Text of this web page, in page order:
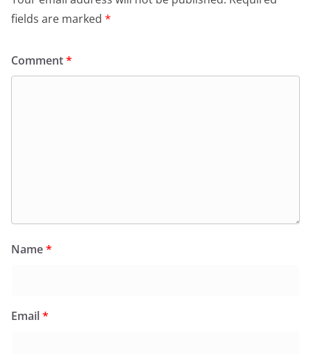
fields are marked *
Comment*
Name*
Email*